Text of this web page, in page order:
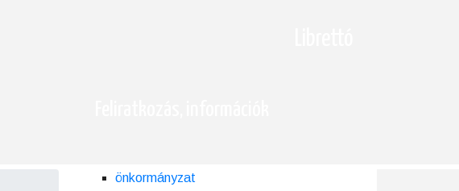
önkormányzat